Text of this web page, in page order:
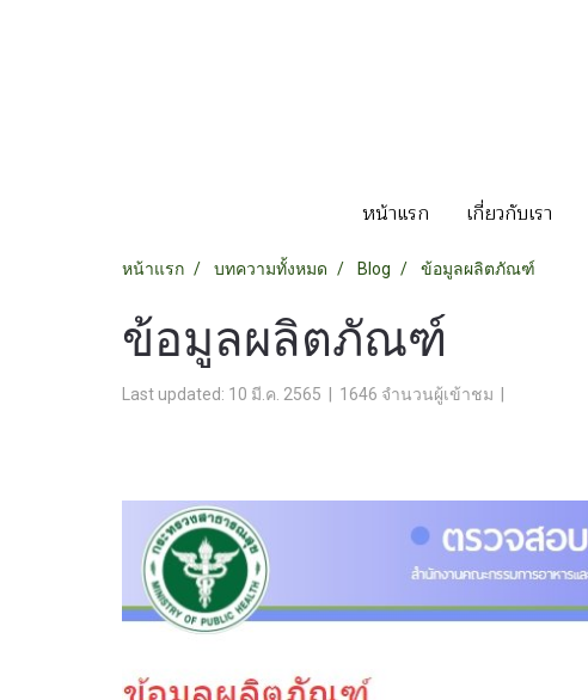
หน้าแรก เกี่ยวกับเรา
หน้าแรก บทความทั้งหมด Blog ข้อมูลผลิตภัณฑ์
ข้อมูลผลิตภัณฑ์
Last updated: 10 มี.ค. 2565 1646 จำนวนผู้เข้าชม